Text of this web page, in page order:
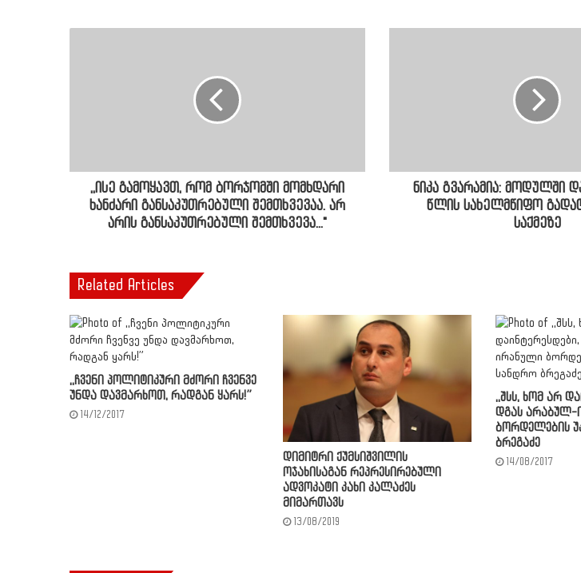
,,ისე გამოყავთ, რომ ბორჯომში მომხდარი
ხანძარი განსაკუთრებული შემთხვევაა. არ
არის განსაკუთრებული შემთხვევა..."
ნიკა გვარამია: მოდულში
წლის სახელმწიფო
საქმეზე
Related Articles
,,ჩვენი პოლიტიკური მძორი ჩვენვე
უნდა დავმარხოთ, რადგან ყარს!”
14/12/2017
დიმიტრი ქუმსიშვილის
ოჯახისაგან რეპრესირებული
ადვოკატი კახი კალაძეს
მიმართავს
13/08/2019
,,შსს, ხომ არ
დგას არაბულ-
ბორდელების
ბრეგაძე
14/08/2017